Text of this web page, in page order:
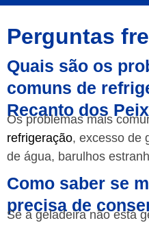
Perguntas
Quais são os
comuns de
Recanto dos
Os problemas mais
refrigeração, excesso de
de água, barulhos
Como saber se
precisa de
Se a geladeira não está